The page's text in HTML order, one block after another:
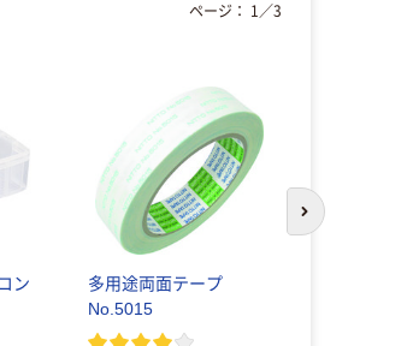
ン
多用途両面テープ
No.5015
ページ： 1 ／3
次のスライド